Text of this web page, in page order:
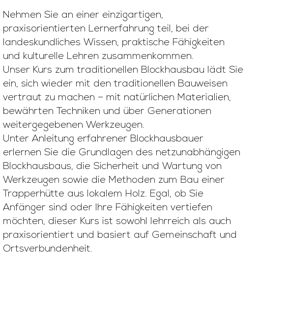
Nehmen Sie an einer einzigartigen,
praxisorientierten Lernerfahrung teil, bei der
landeskundliches Wissen, praktische Fähigkeiten
und kulturelle Lehren zusammenkommen.
Unser Kurs zum traditionellen Blockhausbau lädt Sie
ein, sich wieder mit den traditionellen Bauweisen
vertraut zu machen – mit natürlichen Materialien,
bewährten Techniken und über Generationen
weitergegebenen Werkzeugen.
Unter Anleitung erfahrener Blockhausbauer
erlernen Sie die Grundlagen des netzunabhängigen
Blockhausbaus, die Sicherheit und Wartung von
Werkzeugen sowie die Methoden zum Bau einer
Trapperhütte aus lokalem Holz. Egal, ob Sie
Anfänger sind oder Ihre Fähigkeiten vertiefen
möchten, dieser Kurs ist sowohl lehrreich als auch
praxisorientiert und basiert auf Gemeinschaft und
Ortsverbundenheit.